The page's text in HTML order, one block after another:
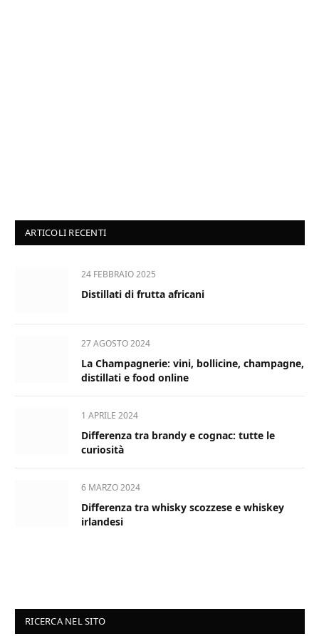
ARTICOLI RECENTI
24 FEBBRAIO 2025
Distillati di frutta africani
27 AGOSTO 2024
La Champagnerie: vini, bollicine, champagne,
distillati e food online
1 APRILE 2024
Differenza tra brandy e cognac: tutte le
curiosità
6 MARZO 2024
Differenza tra whisky scozzese e whiskey
irlandesi
RICERCA NEL SITO